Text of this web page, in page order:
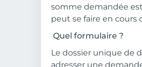
somme demandée
peut se faire en cours
Quel formulaire ?
Le dossier unique de
adresser une